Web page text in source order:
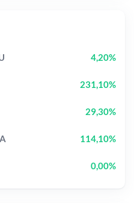
4,20%
231,10%
29,30%
114,10%
0,00%